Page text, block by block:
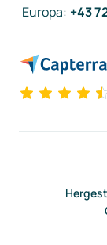
Europa: +43